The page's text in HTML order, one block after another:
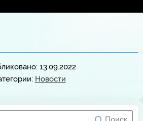
13.09.2022
Новости